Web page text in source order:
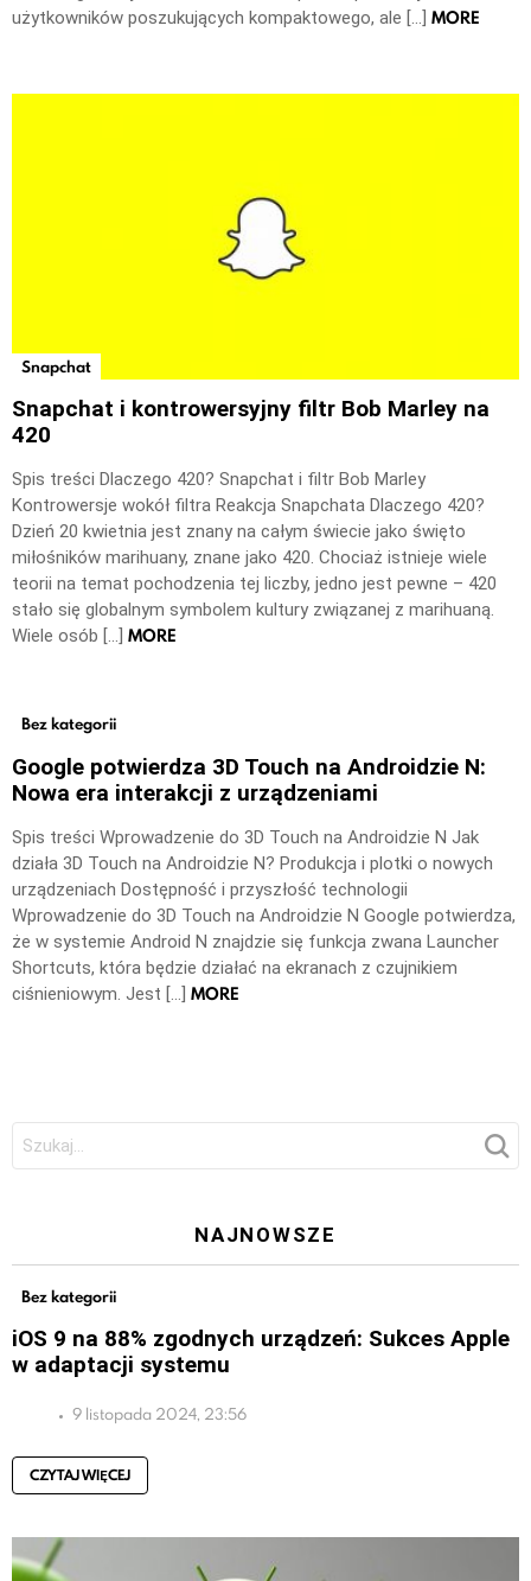
użytkowników poszukujących kompaktowego, ale […] MORE
Snapchat
Snapchat i kontrowersyjny filtr Bob Marley na
420
Spis treści Dlaczego 420? Snapchat i filtr Bob Marley
Kontrowersje wokół filtra Reakcja Snapchata Dlaczego 420?
Dzień 20 kwietnia jest znany na całym świecie jako święto
miłośników marihuany, znane jako 420. Chociaż istnieje wiele
teorii na temat pochodzenia tej liczby, jedno jest pewne – 420
stało się globalnym symbolem kultury związanej z marihuaną.
Wiele osób […] MORE
Bez kategorii
Google potwierdza 3D Touch na Androidzie N:
Nowa era interakcji z urządzeniami
Spis treści Wprowadzenie do 3D Touch na Androidzie N Jak
działa 3D Touch na Androidzie N? Produkcja i plotki o nowych
urządzeniach Dostępność i przyszłość technologii
Wprowadzenie do 3D Touch na Androidzie N Google potwierdza,
że w systemie Android N znajdzie się funkcja zwana Launcher
Shortcuts, która będzie działać na ekranach z czujnikiem
ciśnieniowym. Jest […] MORE
Szukaj:
NAJNOWSZE
Bez kategorii
iOS 9 na 88% zgodnych urządzeń: Sukces Apple
w adaptacji systemu
9 listopada 2024, 23:56
CZYTAJ WIĘCEJ